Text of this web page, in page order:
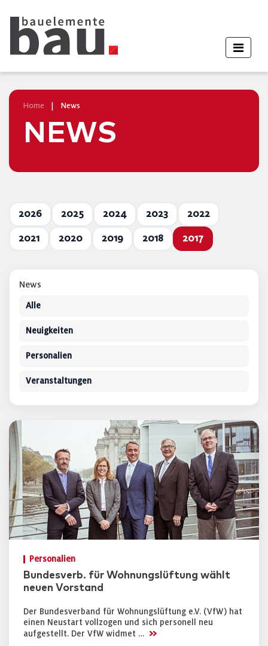
Home News
NEWS
2026 2025 2024 2023 2022
2021 2020 2019 2018 2017
Personalien
Bundesverb. für Wohnungslüftung wählt
neuen Vorstand
Der Bundesverband für Wohnungslüftung e.V. (VfW) hat
einen Neustart vollzogen und sich personell neu
aufgestellt. Der VfW widmet … >>
News
Alle
Neuigkeiten
Personalien
Veranstaltungen